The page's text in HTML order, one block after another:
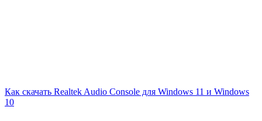
Как скачать Realtek Audio Console для Windows 11 и Windows
10